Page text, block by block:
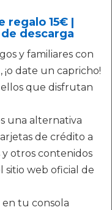
regalo 15€ |
descarga
y familiares con
date un capricho!
que disfrutan
una alternativa
de crédito a
y otros contenidos
sitio web oficial de
tu consola